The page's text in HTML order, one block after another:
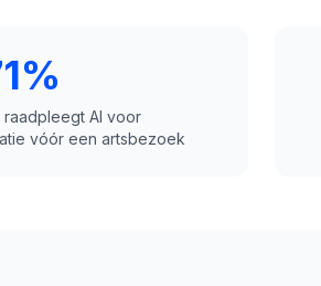
raadpleegt AI voor
vóór een artsbezoek